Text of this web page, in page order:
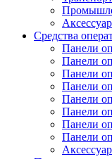
Средства
Панели
Панели
Панели
Панели
Панели
Панели
Панели
Панели